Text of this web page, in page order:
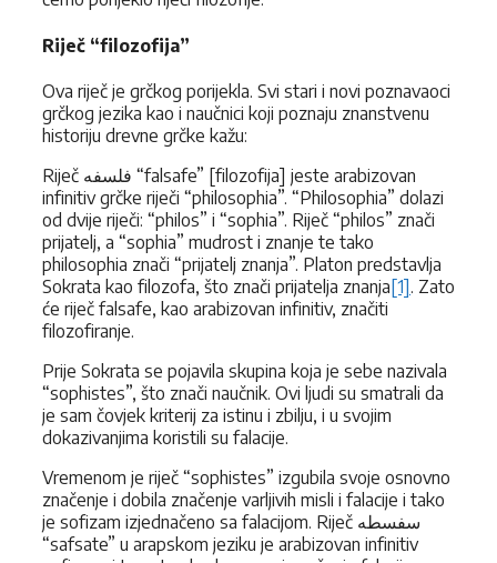
Riječ “filozofija”
Ova riječ je grčkog porijekla. Svi stari i novi poznavaoci
grčkog jezika kao i naučnici koji poznaju znanstvenu
historiju drevne grčke kažu:
Riječ فلسفه “falsafe” [filozofija] jeste arabizovan
infinitiv grčke riječi “philosophia”. “Philosophia” dolazi
od dvije riječi: “philos” i “sophia”. Riječ “philos” znači
prijatelj, a “sophia” mudrost i znanje te tako
philosophia znači “prijatelj znanja”. Platon predstavlja
Sokrata kao filozofa, što znači prijatelja znanja[1]. Zato
će riječ falsafe, kao arabizovan infinitiv, značiti
filozofiranje.
Prije Sokrata se pojavila skupina koja je sebe nazivala
“sophistes”, što znači naučnik. Ovi ljudi su smatrali da
je sam čovjek kriterij za istinu i zbilju, i u svojim
dokazivanjima koristili su falacije.
Vremenom je riječ “sophistes” izgubila svoje osnovno
značenje i dobila značenje varljivih misli i falacije i tako
je sofizam izjednačeno sa falacijom. Riječ سفسطه
“safsate” u arapskom jeziku je arabizovan infinitiv